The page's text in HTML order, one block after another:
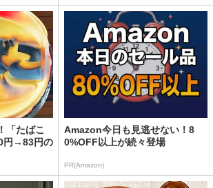
「たばこ
円→83円の
Amazon今日も見逃せない！8
0%OFF以上が続々登場
PR(Amazon)